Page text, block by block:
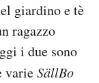
giardino e tè
ragazzo
i due sono
varieSällBo